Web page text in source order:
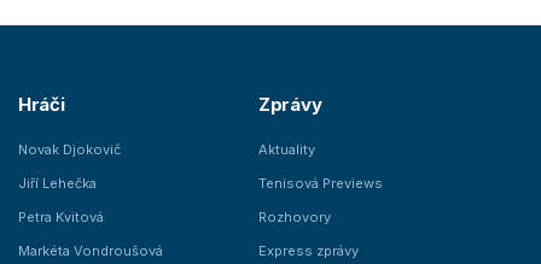
Hráči
Novak Djokovič
Jiří Lehečka
Petra Kvitová
Markéta Vondroušová
Zprávy
Aktuality
Tenisová Previews
Rozhovory
Express zprávy